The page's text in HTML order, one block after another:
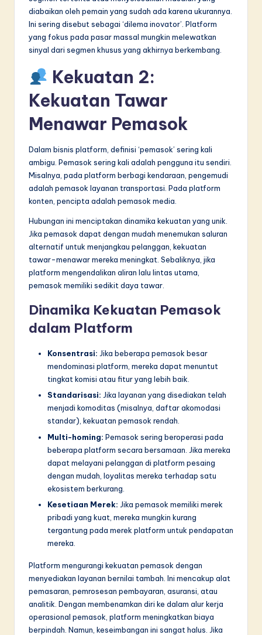
diabaikan oleh pemain yang sudah ada karena ukurannya.
Ini sering disebut sebagai ‘dilema inovator’. Platform
yang fokus pada pasar massal mungkin melewatkan
sinyal dari segmen khusus yang akhirnya berkembang.
Kekuatan 2:
Kekuatan Tawar
Menawar Pemasok
Dalam bisnis platform, definisi ‘pemasok’ sering kali
ambigu. Pemasok sering kali adalah pengguna itu sendiri.
Misalnya, pada platform berbagi kendaraan, pengemudi
adalah pemasok layanan transportasi. Pada platform
konten, pencipta adalah pemasok media.
Hubungan ini menciptakan dinamika kekuatan yang unik.
Jika pemasok dapat dengan mudah menemukan saluran
alternatif untuk menjangkau pelanggan, kekuatan
tawar-menawar mereka meningkat. Sebaliknya, jika
platform mengendalikan aliran lalu lintas utama,
pemasok memiliki sedikit daya tawar.
Dinamika Kekuatan Pemasok
dalam Platform
Konsentrasi: Jika beberapa pemasok besar
mendominasi platform, mereka dapat menuntut
tingkat komisi atau fitur yang lebih baik.
Standarisasi: Jika layanan yang disediakan telah
menjadi komoditas (misalnya, daftar akomodasi
standar), kekuatan pemasok rendah.
Multi-homing: Pemasok sering beroperasi pada
beberapa platform secara bersamaan. Jika mereka
dapat melayani pelanggan di platform pesaing
dengan mudah, loyalitas mereka terhadap satu
ekosistem berkurang.
Kesetiaan Merek: Jika pemasok memiliki merek
pribadi yang kuat, mereka mungkin kurang
tergantung pada merek platform untuk pendapatan
mereka.
Platform mengurangi kekuatan pemasok dengan
menyediakan layanan bernilai tambah. Ini mencakup alat
pemasaran, pemrosesan pembayaran, asuransi, atau
analitik. Dengan membenamkan diri ke dalam alur kerja
operasional pemasok, platform meningkatkan biaya
berpindah. Namun, keseimbangan ini sangat halus. Jika